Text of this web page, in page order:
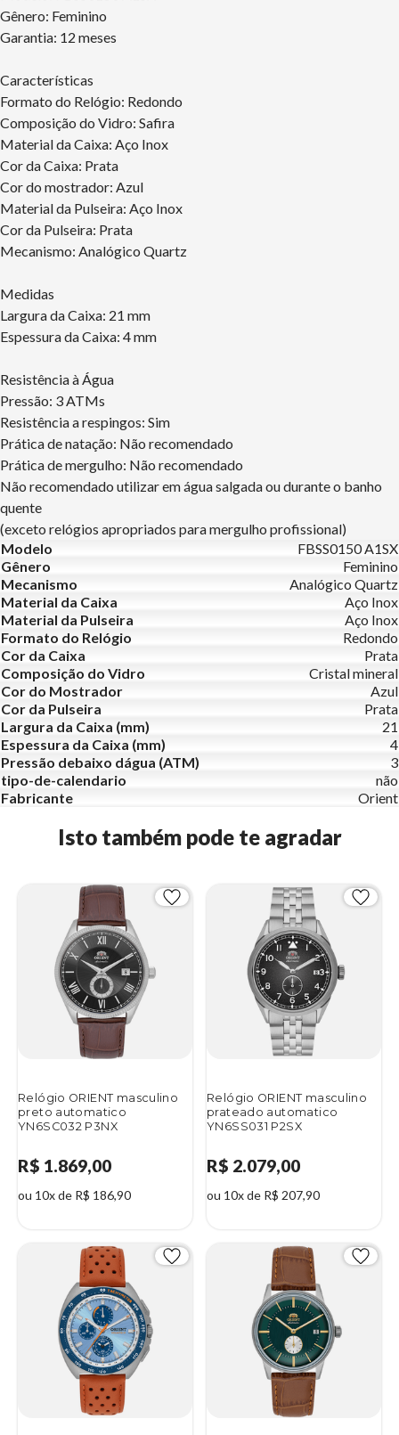
Gênero: Feminino
Garantia: 12 meses
Características
Formato do Relógio: Redondo
Composição do Vidro: Safira
Material da Caixa: Aço Inox
Cor da Caixa: Prata
Cor do mostrador: Azul
Material da Pulseira: Aço Inox
Cor da Pulseira: Prata
Mecanismo: Analógico Quartz
Medidas
Largura da Caixa: 21 mm
Espessura da Caixa: 4 mm
Resistência à Água
Pressão: 3 ATMs
Resistência a respingos: Sim
Prática de natação: Não recomendado
Prática de mergulho: Não recomendado
Não recomendado utilizar em água salgada ou durante o banho
quente
(exceto relógios apropriados para mergulho profissional)
Modelo
FBSS0150 A1SX
Gênero
Feminino
Mecanismo
Analógico Quartz
Material da Caixa
Aço Inox
Material da Pulseira
Aço Inox
Formato do Relógio
Redondo
Cor da Caixa
Prata
Composição do Vidro
Cristal mineral
Cor do Mostrador
Azul
Cor da Pulseira
Prata
Largura da Caixa (mm)
21
Espessura da Caixa (mm)
4
Pressão debaixo dágua (ATM)
3
tipo-de-calendario
não
Fabricante
Orient
Isto também pode te agradar
Relógio ORIENT masculino
preto automatico
YN6SC032 P3NX
R$ 1.869,00
ou 10x de R$ 186,90
Relógio ORIENT masculino
prateado automatico
YN6SS031 P2SX
R$ 2.079,00
ou 10x de R$ 207,90